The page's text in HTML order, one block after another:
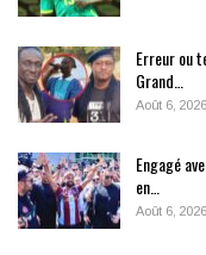
Erreur ou
Grand…
Août 6, 2026
Engagé
en…
Août 6, 2026